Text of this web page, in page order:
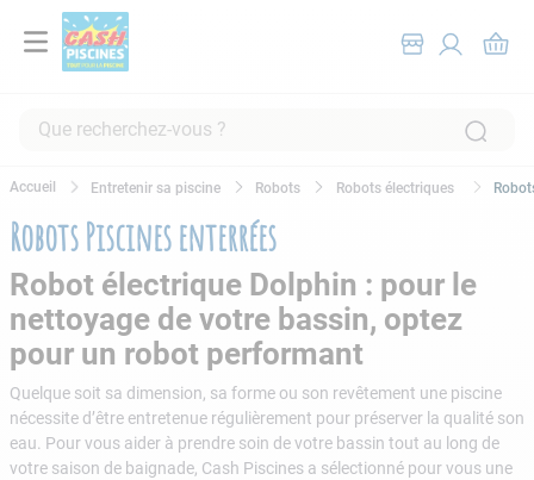
Que recherchez-vous ?
Entretenir sa piscine Robots Robots électriques
Robots Piscines enterrées
Robot électrique Dolphin : pour le
nettoyage de votre bassin, optez
pour un robot performant
Quelque soit sa dimension, sa forme ou son revêtement une piscine
nécessite d’être entretenue régulièrement pour préserver la qualité son
eau. Pour vous aider à prendre soin de votre bassin tout au long de
votre saison de baignade, Cash Piscines a sélectionné pour vous une
2 .
piscine hors sol
3.
robot piscine
4
aspirateur
6.
tuyau
7.
spa